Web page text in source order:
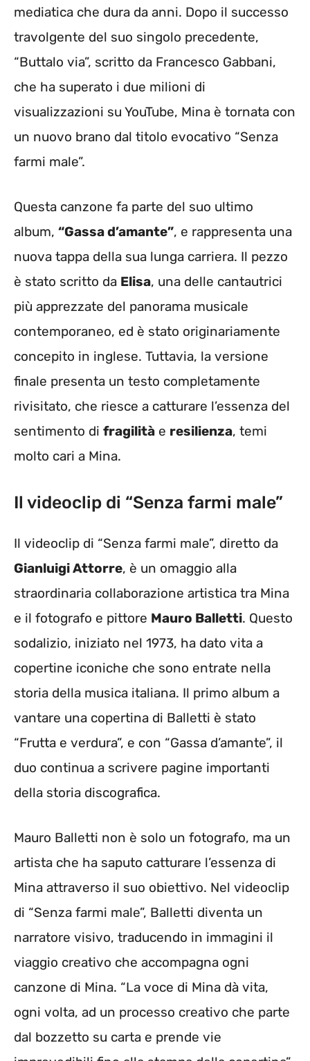
mediatica che dura da anni. Dopo il successo
travolgente del suo singolo precedente,
“Buttalo via”, scritto da Francesco Gabbani,
che ha superato i due milioni di
visualizzazioni su YouTube, Mina è tornata con
un nuovo brano dal titolo evocativo “Senza
farmi male”.
Questa canzone fa parte del suo ultimo
album, “Gassa d’amante”, e rappresenta una
nuova tappa della sua lunga carriera. Il pezzo
è stato scritto da Elisa, una delle cantautrici
più apprezzate del panorama musicale
contemporaneo, ed è stato originariamente
concepito in inglese. Tuttavia, la versione
finale presenta un testo completamente
rivisitato, che riesce a catturare l’essenza del
sentimento di fragilità e resilienza, temi
molto cari a Mina.
Il videoclip di “Senza farmi male”
Il videoclip di “Senza farmi male”, diretto da
Gianluigi Attorre, è un omaggio alla
straordinaria collaborazione artistica tra Mina
e il fotografo e pittore Mauro Balletti. Questo
sodalizio, iniziato nel 1973, ha dato vita a
copertine iconiche che sono entrate nella
storia della musica italiana. Il primo album a
vantare una copertina di Balletti è stato
“Frutta e verdura”, e con “Gassa d’amante”, il
duo continua a scrivere pagine importanti
della storia discografica.
Mauro Balletti non è solo un fotografo, ma un
artista che ha saputo catturare l’essenza di
Mina attraverso il suo obiettivo. Nel videoclip
di “Senza farmi male”, Balletti diventa un
narratore visivo, traducendo in immagini il
viaggio creativo che accompagna ogni
canzone di Mina. “La voce di Mina dà vita,
ogni volta, ad un processo creativo che parte
dal bozzetto su carta e prende vie